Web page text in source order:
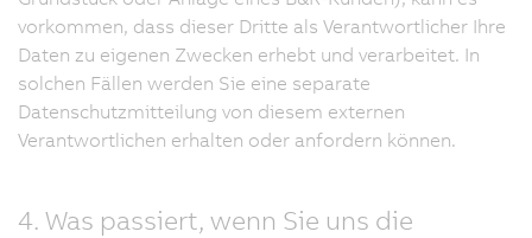
vorkommen, dass dieser Dritte als Verantwortlicher Ihre
Daten zu eigenen Zwecken erhebt und verarbeitet. In
solchen Fällen werden Sie eine separate
Datenschutzmitteilung von diesem externen
Verantwortlichen erhalten oder anfordern können.
4. Was passiert, wenn Sie uns die